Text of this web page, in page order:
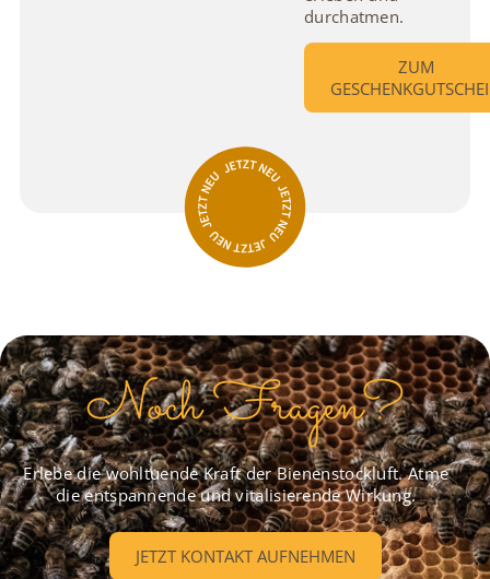
durchatmen.
ZUM
Noch Fragen?
Erlebe die wohltuende Kraft der Bienenstockluft. Atme
die entspannende und vitalisierende Wirkung.
JETZT KONTAKT AUFNEHMEN